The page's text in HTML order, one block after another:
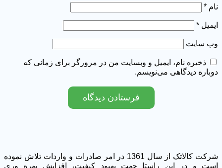
*
*
سایت
ذخیره نام، ایمیل و وبسایت من در مرورگر برای زمانی که
دیدگاهی می‌نویسم.
شرکت کالاتک از سال 1361 در امر صادرات و واردات تلاش نموده
و در این راستا جهت بهبود کیفیت، افزایش بهره وری